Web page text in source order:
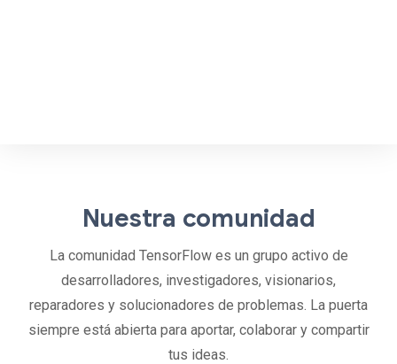
Nuestra comunidad
La comunidad TensorFlow es un grupo activo de
desarrolladores, investigadores, visionarios,
reparadores y solucionadores de problemas. La puerta
siempre está abierta para aportar, colaborar y compartir
tus ideas.